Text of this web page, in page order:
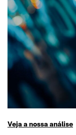
Veja a nossa análise